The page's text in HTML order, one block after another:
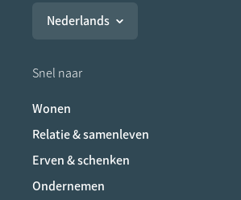
Nederlands
Snel naar
Wonen
Relatie & samenleven
Erven & schenken
Ondernemen